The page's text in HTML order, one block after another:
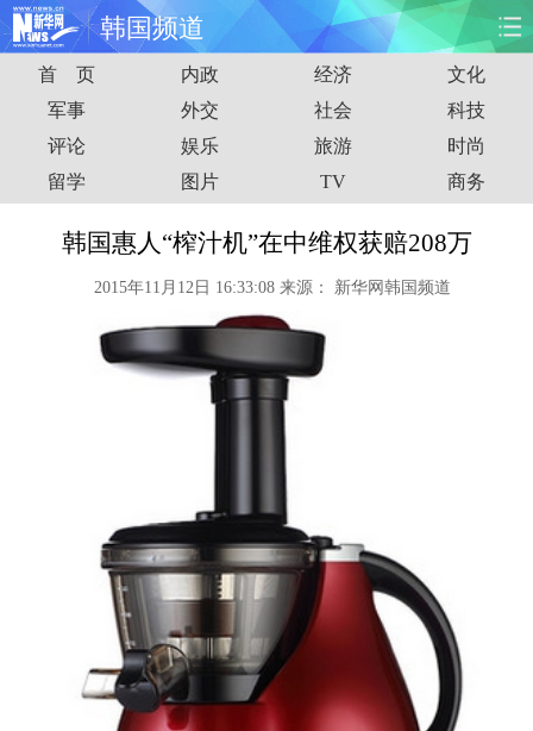
韩国频道
首页 时政 国际 财经
娱乐 体育 人事 教育
时尚 思客 地方 法治
能源 房产
视频
公益
摄影 新华广播
新华电视中文 新华电视英文 返回PC
首 页 内政 经济
文化
军事
外交 社会
科技
评论
娱乐 旅游
时尚
留学
图片 TV 商务
韩国惠人“榨汁机”在中维权获赔208万
2015年11月12日 16:33:08 来源： 新华网韩国频道